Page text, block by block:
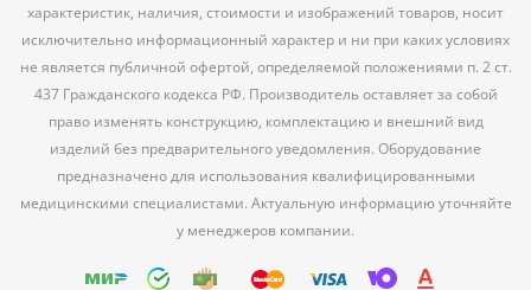
характеристик, наличия, стоимости и изображений товаров, носит
исключительно информационный характер и ни при каких условиях
не является публичной офертой, определяемой положениями п. 2 ст.
437 Гражданского кодекса РФ. Производитель оставляет за собой
право изменять конструкцию, комплектацию и внешний вид
изделий без предварительного уведомления. Оборудование
предназначено для использования квалифицированными
медицинскими специалистами. Актуальную информацию уточняйте
у менеджеров компании.